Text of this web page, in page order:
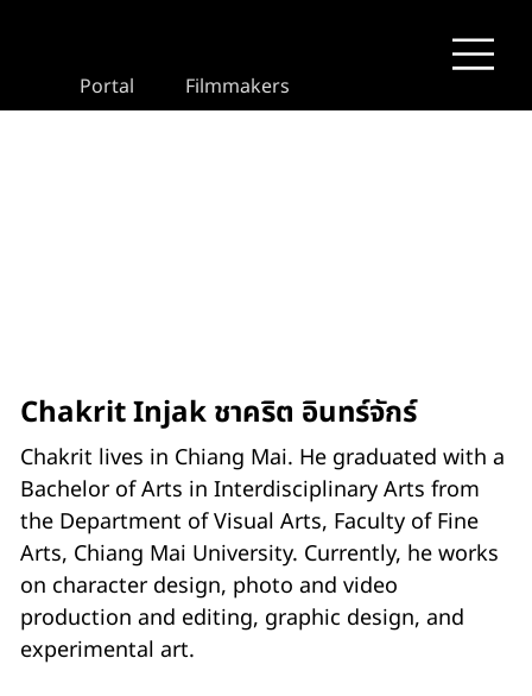
Portal Filmmakers
Chakrit Injak ชาคริต อินทร์จักร์
Chakrit lives in Chiang Mai. He graduated with a
Bachelor of Arts in Interdisciplinary Arts from
the Department of Visual Arts, Faculty of Fine
Arts, Chiang Mai University. Currently, he works
on character design, photo and video
production and editing, graphic design, and
experimental art.